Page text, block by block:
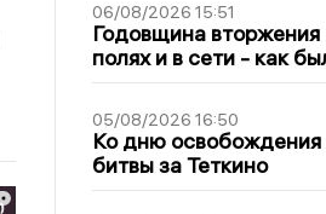
06/08/2026 15:51
Годовщина
полях и в сети - как
05/08/2026 16:50
Ко дню освобождения
битвы за Теткино